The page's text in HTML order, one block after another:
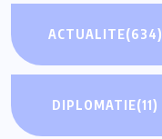
ACTUALITE(634)
DIPLOMATIE(11)